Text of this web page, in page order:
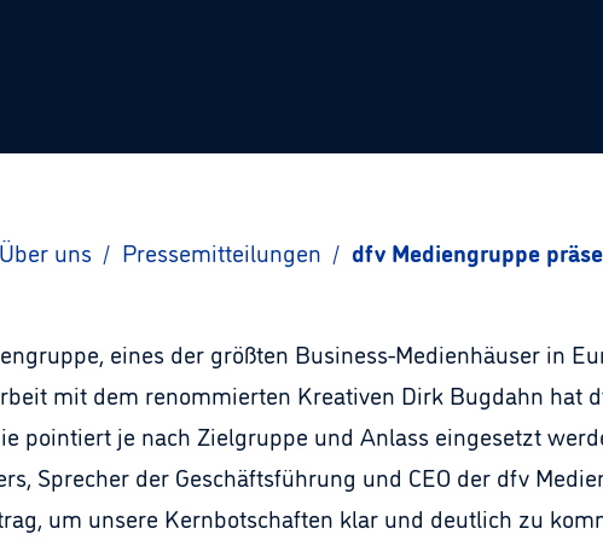
Über uns / Pressemitteilungen / dfv Mediengruppe
eines der größten Business-Medienhäuser in
mit dem renommierten Kreativen Dirk Bugdahn hat
pointiert je nach Zielgruppe und Anlass eingesetzt
Sprecher der Geschäftsführung und CEO der dfv
um unsere Kernbotschaften klar und deutlich zu